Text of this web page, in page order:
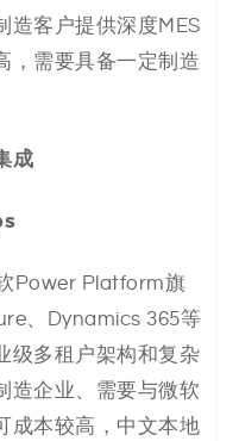
造客户提供深度MES
，需要具备一定制造
成
Power Platform旗
、Dynamics 365等
级多租户架构和复杂
造企业、需要与微软
成本较高，中文本地